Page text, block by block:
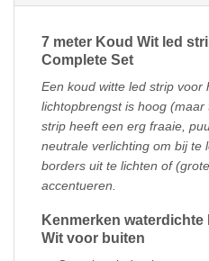
7 meter Koud Wit led
Complete Set
Een koud witte led strip voor
lichtopbrengst is hoog (maar
strip heeft een erg fraaie,
neutrale verlichting om bij te
borders uit te lichten of
accentueren.
Kenmerken
Wit voor buiten